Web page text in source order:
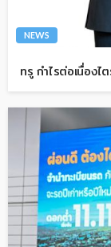
NEWS
ทรู กำไรต่อเนื่อง